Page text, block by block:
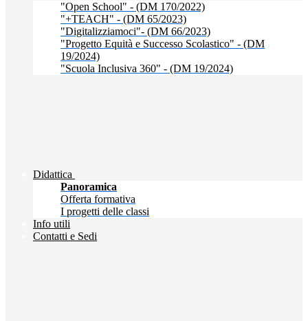
"Open School" - (DM 170/2022)
"+TEACH" - (DM 65/2023)
"Digitalizziamoci"- (DM 66/2023)
"Progetto Equità e Successo Scolastico" - (DM
19/2024)
"Scuola Inclusiva 360" - (DM 19/2024)
Didattica
Panoramica
Offerta formativa
I progetti delle classi
Info utili
Contatti e Sedi